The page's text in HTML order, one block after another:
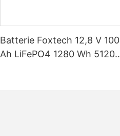
Batterie Foxtech 12,8 V 100
Ah LiFePO4 1280 Wh 5120